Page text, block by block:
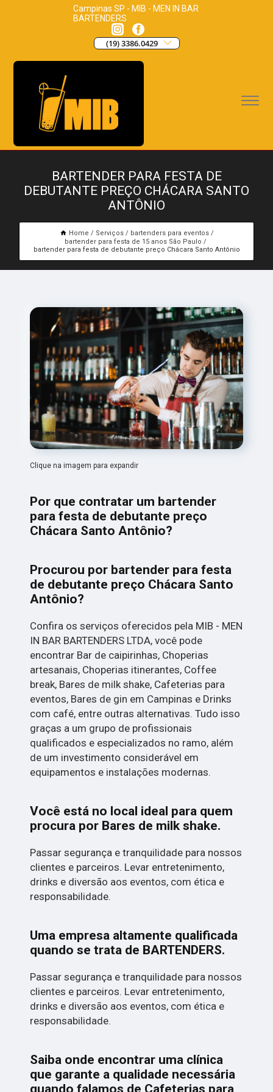
Campinas SP - MIB - MEN IN BAR
BARTENDERS
(19) 3386.0429
BARTENDER PARA FESTA DE
DEBUTANTE PREÇO CHÁCARA SANTO
ANTÔNIO
Home Serviços
bartenders para eventos
bartender para festa de 15 anos São Paulo
bartender para festa de debutante preço Chácara Santo Antônio
Clique na imagem para expandir
Por que contratar um bartender
para festa de debutante preço
Chácara Santo Antônio?
Procurou por bartender para festa
de debutante preço Chácara Santo
Antônio?
Confira os serviços oferecidos pela MIB - MEN
IN BAR BARTENDERS LTDA, você pode
encontrar Bar de caipirinhas, Choperias
artesanais, Choperias itinerantes, Coffee
break, Bares de milk shake, Cafeterias para
eventos, Bares de gin em Campinas e Drinks
com café, entre outras alternativas. Tudo isso
graças a um grupo de profissionais
qualificados e especializados no ramo, além
de um investimento considerável em
equipamentos e instalações modernas.
Você está no local ideal para quem
procura por Bares de milk shake.
Passar segurança e tranquilidade para nossos
clientes e parceiros. Levar entretenimento,
drinks e diversão aos eventos, com ética e
responsabilidade.
Uma empresa altamente qualificada
quando se trata de BARTENDERS.
Passar segurança e tranquilidade para nossos
clientes e parceiros. Levar entretenimento,
drinks e diversão aos eventos, com ética e
responsabilidade.
Saiba onde encontrar uma clínica
que garante a qualidade necessária